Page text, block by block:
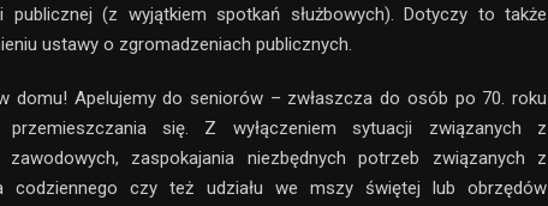
publicznej (z wyjątkiem spotkań służbowych). Dotyczy to także
ustawy o zgromadzeniach publicznych.
domu! Apelujemy do seniorów – zwłaszcza do osób po 70. roku
się. Z wyłączeniem sytuacji związanych z
zawodowych, zaspokajania niezbędnych potrzeb związanych z
codziennego czy też udziału we mszy świętej lub obrzędów